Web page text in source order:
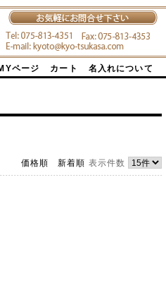
ページ カート 名入れについて
価格順 新着順 表示件数